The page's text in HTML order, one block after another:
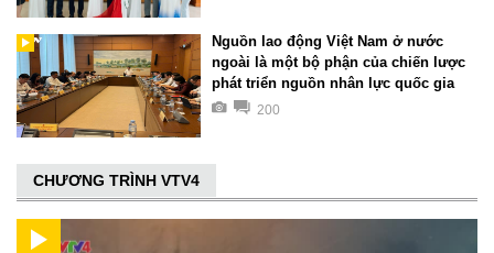
Nguồn lao động Việt Nam ở nước
ngoài là một bộ phận của chiến lược
phát triển nguồn nhân lực quốc gia
200
CHƯƠNG TRÌNH VTV4